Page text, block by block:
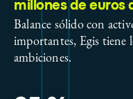
millones de euros
Balance sólido con
importantes, Egis tiene
ambiciones.